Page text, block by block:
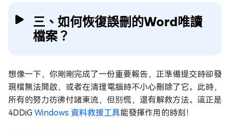
三、如何恢復誤刪的Word唯讀
檔案？
想像一下，你剛剛完成了一份重要報告，正準備提交時卻發
現檔無法開啟，或者在清理電腦時不小心刪除了它。此時，
所有的努力彷彿付諸東流，但別慌，還有解救方法。這正是
4DDiG Windows 資料救援工具能發揮作用的時刻！